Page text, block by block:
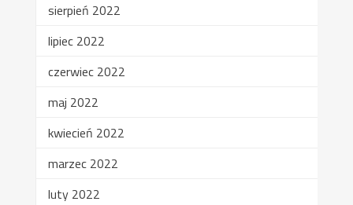
sierpień 2022
lipiec 2022
czerwiec 2022
maj 2022
kwiecień 2022
marzec 2022
luty 2022